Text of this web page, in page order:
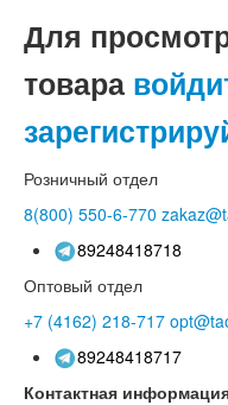
Для
товара
Розничный отдел
8(800) 550-6-770
89248418718
Оптовый отдел
+7 (4162) 218-717
89248418717
Контактная